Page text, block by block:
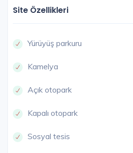
Site Özellikleri
Yürüyüş parkuru
Kamelya
Açık otopark
Kapalı otopark
Sosyal tesis